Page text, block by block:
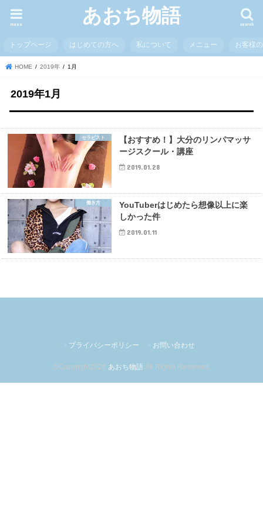
あおち物語 search
menu
トップページ はじめての方へ 私について メニュー お客様
HOME 2019年 1月
2019年1月
セラピスト
【おすすめ！】大分のリンパマッサ
ージスクール・講座
2019.01.28
働き方
YouTuberはじめたら想像以上に楽
しかった件
2019.01.11
プライバシーポリシー お問い合わせ
©Copyright2026 あおち物語 .All Rights Reserved.